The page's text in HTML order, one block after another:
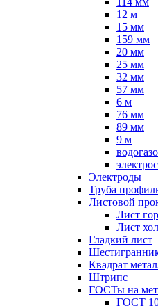
12 м
15 мм
159 мм
20 мм
25 мм
32 мм
57 мм
6 м
76 мм
89 мм
9 м
Электроды
Труба
Листовой
Лист
Лист
Гладкий лист
Квадрат
Штрипс
ГОСТы на
ГОСТ